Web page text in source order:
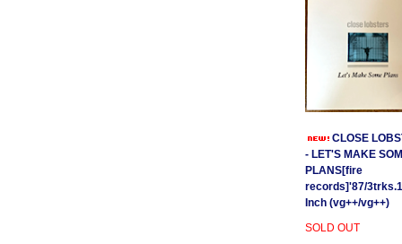
CLOSE
- LET'S MAKE
PLANS[fire
records]'87/
Inch (vg++/vg++)
SOLD OUT